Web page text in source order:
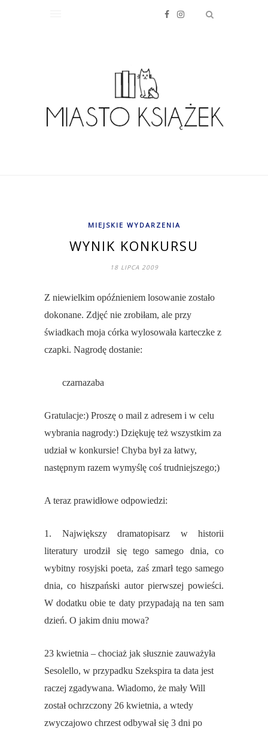
MIEJSKIE WYDARZENIA
WYNIK KONKURSU
18 LIPCA 2009
Z niewielkim opóźnieniem losowanie zostało
dokonane. Zdjęć nie zrobiłam, ale przy
świadkach moja córka wylosowała karteczke z
czapki. Nagrodę dostanie:
czarnazaba
Gratulacje:) Proszę o mail z adresem i w celu
wybrania nagrody:) Dziękuję też wszystkim za
udział w konkursie! Chyba był za łatwy,
następnym razem wymyślę coś trudniejszego;)
A teraz prawidłowe odpowiedzi:
1. Największy dramatopisarz w historii
literatury urodził się tego samego dnia, co
wybitny rosyjski poeta, zaś zmarł tego samego
dnia, co hiszpański autor pierwszej powieści.
W dodatku obie te daty przypadają na ten sam
dzień. O jakim dniu mowa?
23 kwietnia – chociaż jak słusznie zauważyła
Sesolello, w przypadku Szekspira ta data jest
raczej zgadywana. Wiadomo, że mały Will
został ochrzczony 26 kwietnia, a wtedy
zwyczajowo chrzest odbywał się 3 dni po